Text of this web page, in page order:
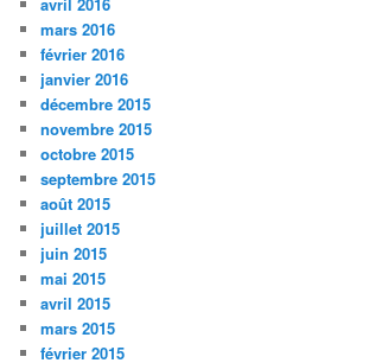
mars 2016
février 2016
janvier 2016
décembre 2015
novembre 2015
octobre 2015
septembre 2015
août 2015
juillet 2015
juin 2015
mai 2015
avril 2015
mars 2015
février 2015